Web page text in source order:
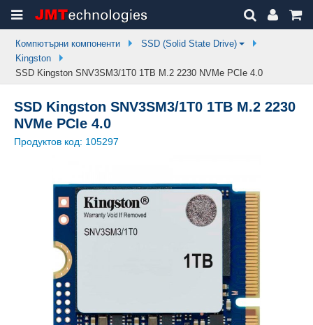
Компютърни компоненти
SSD (Solid State Drive)
Kingston
SSD Kingston SNV3SM3/1T0 1TB M.2 2230 NVMe PCIe 4.0
SSD Kingston SNV3SM3/1T0 1TB M.2 2230
NVMe PCIe 4.0
Продуктов код: 105297